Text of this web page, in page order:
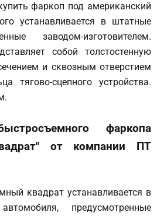
фаркоп под американский
устанавливается в штатные
заводом-изготовителем.
собой толстостенную
и сквозным отверстием
тягово-сцепного устройства.
фаркопа
от компании ПТ
квадрат устанавливается в
предусмотренные